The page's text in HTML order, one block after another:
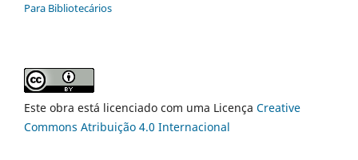
Para Bibliotecários
Este obra está licenciado com uma Licença Creative
Commons Atribuição 4.0 Internacional